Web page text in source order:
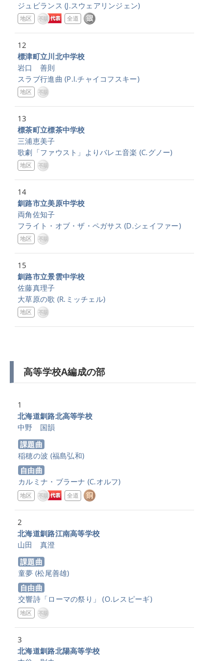
ジュビランス (J.スウェアリンジェン)
地区 全道
12
標津町立川北中学校
岩口 善則
スラブ行進曲 (P.I.チャイコフスキー)
地区
13
標茶町立標茶中学校
三浦恵美子
歌劇「ファウスト」よりバレエ音楽 (C.グノー)
地区
14
釧路市立美原中学校
両角佐知子
フライト・オブ・ザ・ペガサス (D.シェイファー)
地区
15
釧路市立景雲中学校
佐藤真理子
大草原の歌 (R.ミッチェル)
地区
高等学校A編成の部
1
北海道釧路北高等学校
中野 国韻
課題曲
稲穂の波 (福島弘和)
自由曲
カルミナ・ブラーナ (C.オルフ)
地区 全道
2
北海道釧路江南高等学校
山田 真澄
課題曲
童夢 (松尾善雄)
自由曲
交響詩「ローマの祭り」
(O.レスピーギ)
地区
3
北海道釧路北陽高等学校